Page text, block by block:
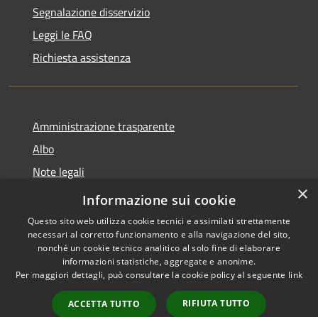
Segnalazione disservizio
Leggi le FAQ
Richiesta assistenza
Amministrazione trasparente
Albo
Note legali
Dichiarazione di accessibilità
Accessibilità
Copyright © 2026 • Città di
Brugherio • Powered by
Municipium•
Accesso
×
Informazione sui cookie
Questo sito web utilizza cookie tecnici e assimilati strettamente
necessari al corretto funzionamento e alla navigazione del sito,
nonché un cookie tecnico analitico al solo fine di elaborare
informazioni statistiche, aggregate e anonime.
Per maggiori dettagli, può consultare la cookie policy al seguente link
ACCETTA TUTTO RIFIUTA TUTTO